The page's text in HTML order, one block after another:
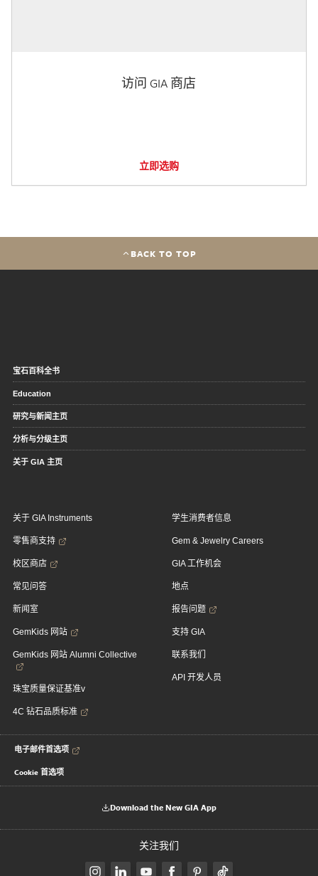
访问 GIA 商店
立即选购
BACK TO TOP
宝石百科全书
Education
研究与新闻主页
分析与分级主页
关于 GIA 主页
关于 GIA Instruments
零售商支持
校区商店
常见问答
新闻室
GemKids 网站
GemKids 网站 Alumni Collective
珠宝质量保证基准v
4C 钻石品质标准
学生消费者信息
Gem & Jewelry Careers
GIA 工作机会
地点
报告问题
支持 GIA
联系我们
API 开发人员
电子邮件首选项
Cookie 首选项
Download the New GIA App
关注我们